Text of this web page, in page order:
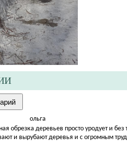
ольга
обрезка деревьев просто уродует и
и вырубают деревья и с огромным